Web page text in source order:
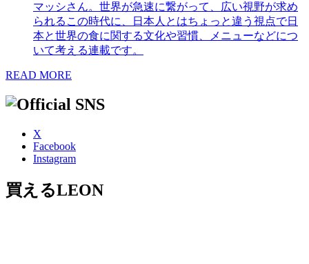
マッシさん。世界が急速に繋がって、広い視野が求め
られるこの時代に、日本人とはちょっと違う視点で日
本と世界の食に関する文化や習慣、メニューなどにつ
いて考える連載です。
READ MORE
X
Facebook
Instagram
買えるLEON